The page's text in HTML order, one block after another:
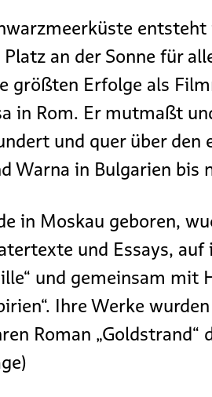
an der Sonne für
größten Erfolge als
in Rom. Er mutmaßt
und quer über
Warna in Bulgarien bis
in Moskau geboren,
und Essays,
und gemeinsam mit
Ihre Werke
Roman „Goldstrand“